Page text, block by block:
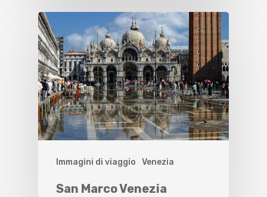
Immagini di viaggio Venezia
San Marco Venezia